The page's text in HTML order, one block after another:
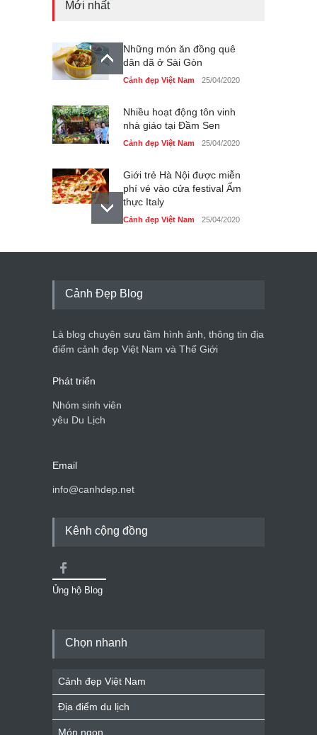
Mới nhất
Những món ăn đồng quê
dân dã ở Sài Gòn
Cảnh đẹp Việt Nam 25/04/2020
Nhiều hoạt động tôn vinh
nhà giáo tại Đầm Sen
Cảnh đẹp Việt Nam 25/04/2020
Giới trẻ Hà Nội được miễn
phí vé vào cửa festival Ẩm
thực Italy
Cảnh đẹp Việt Nam 25/04/2020
Tam giác mạch khoe sắc
du lịch quốc gia
Cảnh đẹp Việt Nam 24/04/2020
Cảnh Đẹp Blog
Là blog chuyên sưu tầm hình ảnh, thông tin địa
điểm cảnh đẹp Việt Nam và Thế Giới
Phát triển
Nhóm sinh viên
yêu Du Lịch
Email
info@canhdep.net
Kênh cộng đồng
Ủng hộ Blog
Chọn nhanh
Cảnh đẹp Việt Nam
Địa điểm du lịch
Món ngon